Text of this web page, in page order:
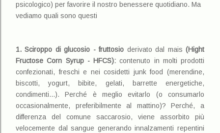
psicologico) per favorire il nostro benessere quotidiano. Ma
vediamo quali sono questi
1. Sciroppo di glucosio - fruttosio derivato dal mais(Hight
Fructose Corn Syrup - HFCS):contenuto in molti prodotti
confezionati, freschi e nei cosidetti junk food (merendine,
biscotti, yogurt, bibite, gelati, barrette energetiche,
condimenti...). Perché è meglio evitarlo (o consumarlo
occasionalmente, preferibilmente al mattino)? Perché, a
differenza del comune saccarosio, viene assorbito più
velocemente dal sangue generando innalzamenti repentini